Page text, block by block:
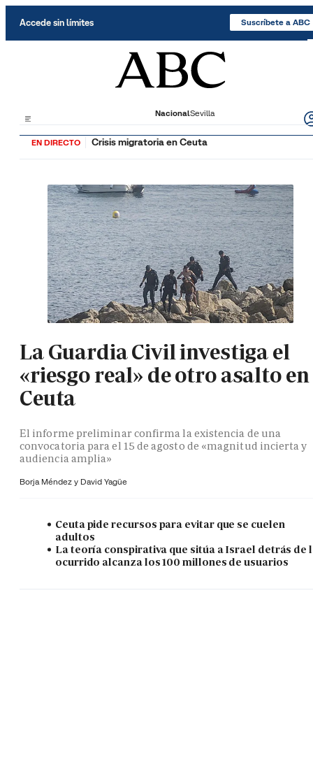
Accede sin límites Suscríbete a ABC
NacionalSevilla
EN DIRECTO Crisis migratoria en Ceuta
La Guardia Civil investiga el
«riesgo real» de otro asalto en
Ceuta
El informe preliminar confirma la existencia de una
convocatoria para el 15 de agosto de «magnitud incierta y
audiencia amplia»
Borja Méndez y David Yagüe
Ceuta pide recursos para evitar que se cuelen
adultos
La teoría conspirativa que sitúa a Israel detrás de
ocurrido alcanza los 100 millones de usuarios